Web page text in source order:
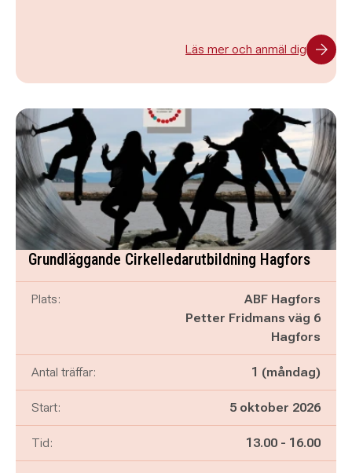
Läs mer och anmäl dig
Grundläggande Cirkelledarutbildning Hagfors
Plats:
ABF Hagfors
Petter Fridmans väg 6
Hagfors
Antal träffar: 1 (måndag)
Start: 5 oktober 2026
Tid: Pågår mellan
13.00 - och
16.00